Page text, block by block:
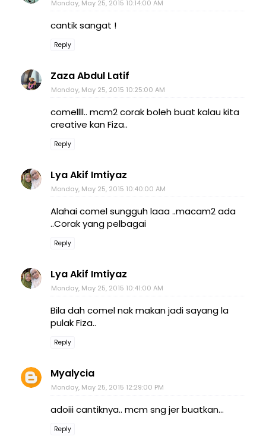
Monday, May 25, 2015 10:14:00 AM
cantik sangat !
Reply
Zaza Abdul Latif
Monday, May 25, 2015 10:25:00 AM
comellll.. mcm2 corak boleh buat kalau kita
creative kan Fiza..
Reply
Lya Akif Imtiyaz
Monday, May 25, 2015 10:40:00 AM
Alahai comel sungguh laaa ..macam2 ada
..Corak yang pelbagai
Reply
Lya Akif Imtiyaz
Monday, May 25, 2015 10:41:00 AM
Bila dah comel nak makan jadi sayang la
pulak Fiza..
Reply
Myalycia
Monday, May 25, 2015 12:29:00 PM
adoiii cantiknya.. mcm sng jer buatkan...
Reply